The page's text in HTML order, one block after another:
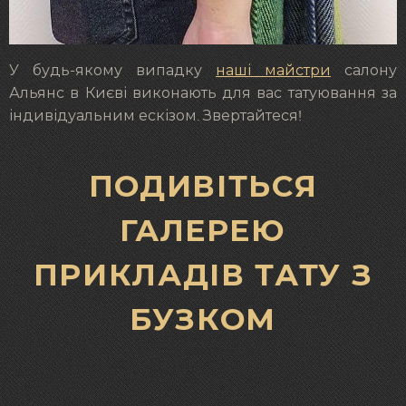
У будь-якому випадкунаші майстри салону
Альянс в Києві виконають для вас татуювання за
індивідуальним ескізом. Звертайтеся!
ПОДИВІТЬСЯ
ГАЛЕРЕЮ
ПРИКЛАДІВ ТАТУ З
БУЗКОМ